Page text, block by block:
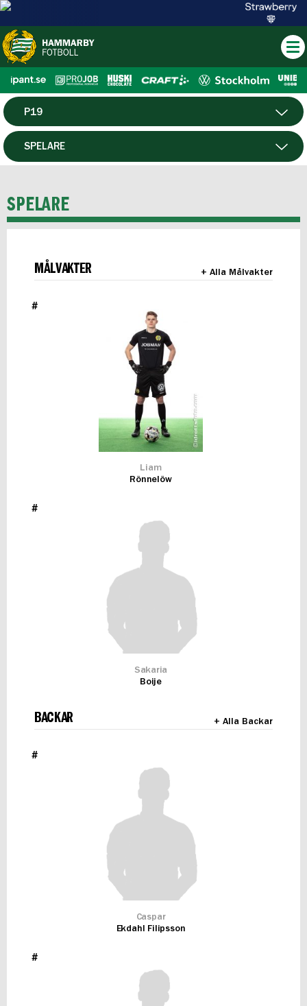
HERR
HTFF
P19
SPELARE
SPELARE
MÅLVAKTER + Alla Målvakter
#
Liam
Rönnelöw
#
Sakaria
Boije
BACKAR + Alla Backar
#
Caspar
Ekdahl Filipsson
#